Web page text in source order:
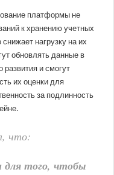
платформы не
к хранению учетных
нагрузку на их
обновлять данные в
развития и смогут
их оценки для
за подлинность
что:
для того, чтобы